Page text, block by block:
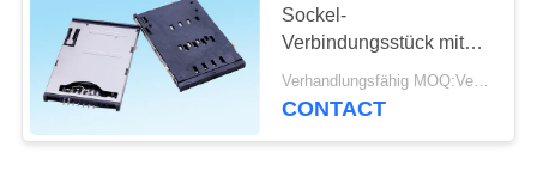
Multi Terminalkabel
8
Sockel-
Verbindungsstück mit
CD ermitteln Fuß im
kleinen Handy
Verhandlungsfähig MOQ:Verhandelbar
CONTACT